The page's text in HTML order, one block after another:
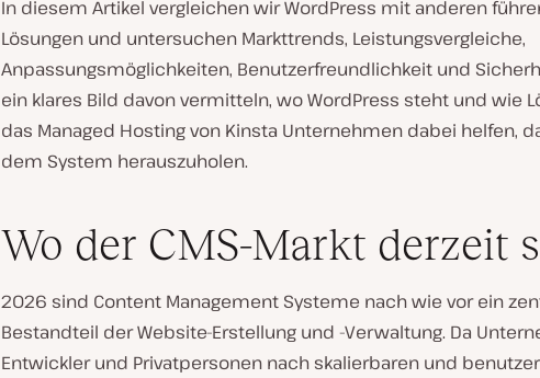
In diesem Artikel vergleichen wir WordPress mit anderen
Lösungen und untersuchen Markttrends, Leistungsvergleiche,
Anpassungsmöglichkeiten, Benutzerfreundlichkeit und
ein klares Bild davon vermitteln, wo WordPress steht und wie
das Managed Hosting von Kinsta Unternehmen dabei helfen,
dem System herauszuholen.
Wo der CMS-Markt derzeit
2026 sind Content Management Systeme nach wie vor ein
Bestandteil der Website-Erstellung und -Verwaltung. Da
Entwickler und Privatpersonen nach skalierbaren und